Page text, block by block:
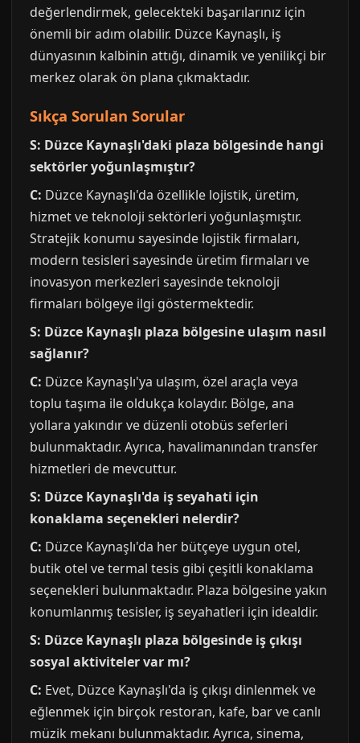
değerlendirmek, gelecekteki başarılarınız için
önemli bir adım olabilir. Düzce Kaynaşlı, iş
dünyasının kalbinin attığı, dinamik ve yenilikçi bir
merkez olarak ön plana çıkmaktadır.
Sıkça Sorulan Sorular
S: Düzce Kaynaşlı'daki plaza bölgesinde hangi
sektörler yoğunlaşmıştır?
C: Düzce Kaynaşlı'da özellikle lojistik, üretim,
hizmet ve teknoloji sektörleri yoğunlaşmıştır.
Stratejik konumu sayesinde lojistik firmaları,
modern tesisleri sayesinde üretim firmaları ve
inovasyon merkezleri sayesinde teknoloji
firmaları bölgeye ilgi göstermektedir.
S: Düzce Kaynaşlı plaza bölgesine ulaşım nasıl
sağlanır?
C: Düzce Kaynaşlı'ya ulaşım, özel araçla veya
toplu taşıma ile oldukça kolaydır. Bölge, ana
yollara yakındır ve düzenli otobüs seferleri
bulunmaktadır. Ayrıca, havalimanından transfer
hizmetleri de mevcuttur.
S: Düzce Kaynaşlı'da iş seyahati için
konaklama seçenekleri nelerdir?
C: Düzce Kaynaşlı'da her bütçeye uygun otel,
butik otel ve termal tesis gibi çeşitli konaklama
seçenekleri bulunmaktadır. Plaza bölgesine yakın
konumlanmış tesisler, iş seyahatleri için idealdir.
S: Düzce Kaynaşlı plaza bölgesinde iş çıkışı
sosyal aktiviteler var mı?
C: Evet, Düzce Kaynaşlı'da iş çıkışı dinlenmek ve
eğlenmek için birçok restoran, kafe, bar ve canlı
müzik mekanı bulunmaktadır. Ayrıca, sinema,